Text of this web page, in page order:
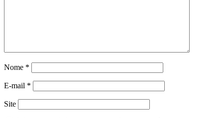
Nome *
E-mail *
Site